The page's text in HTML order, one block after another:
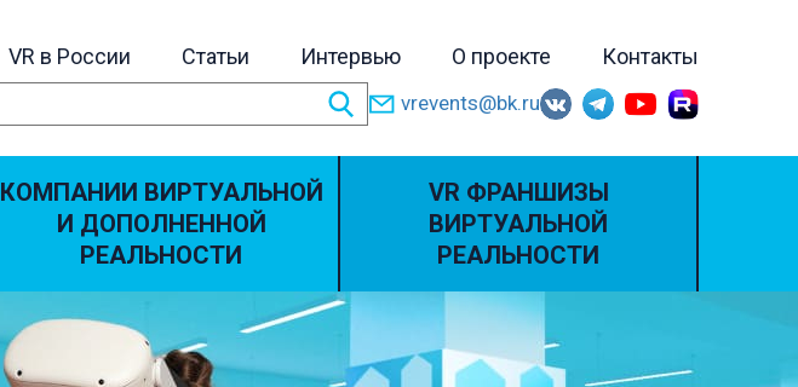
VR в России Статьи Интервью О проекте Контакты
vrevents@bk.ru
КОМПАНИИ ВИРТУАЛЬНОЙ
И ДОПОЛНЕННОЙ
РЕАЛЬНОСТИ
VR ФРАНШИЗЫ
ВИРТУАЛЬНОЙ
РЕАЛЬНОСТИ